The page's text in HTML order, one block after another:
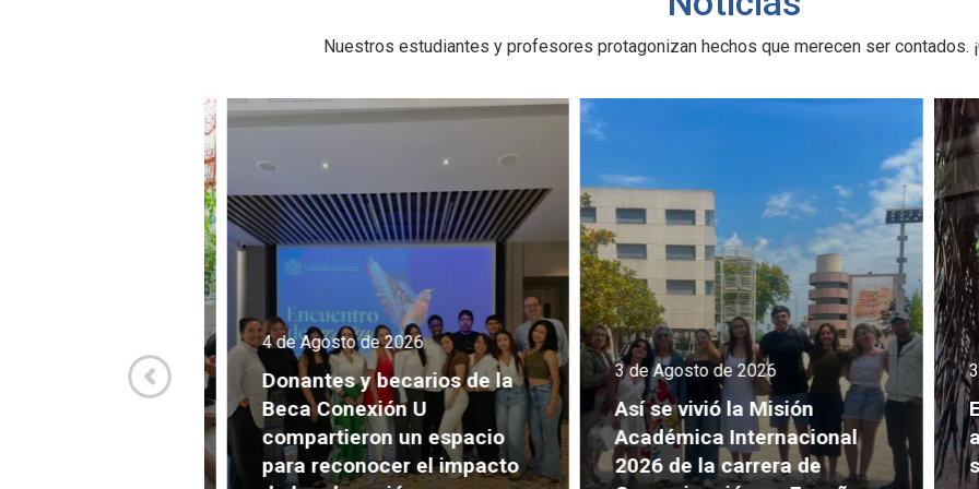
Nuestros estudiantes y profesores protagonizan hechos que merecen ser contados.
4 de Agosto de 2026
Donantes y becarios de la
Beca Conexión U
compartieron un espacio
para reconocer el impacto
3 de Agosto de 2026
Así se vivió la Misión
Académica Internacional
2026 de la carrera de
3